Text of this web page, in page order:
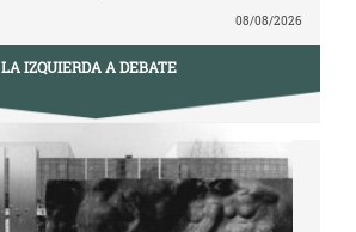
08/08/2026
LA IZQUIERDA A DEBATE